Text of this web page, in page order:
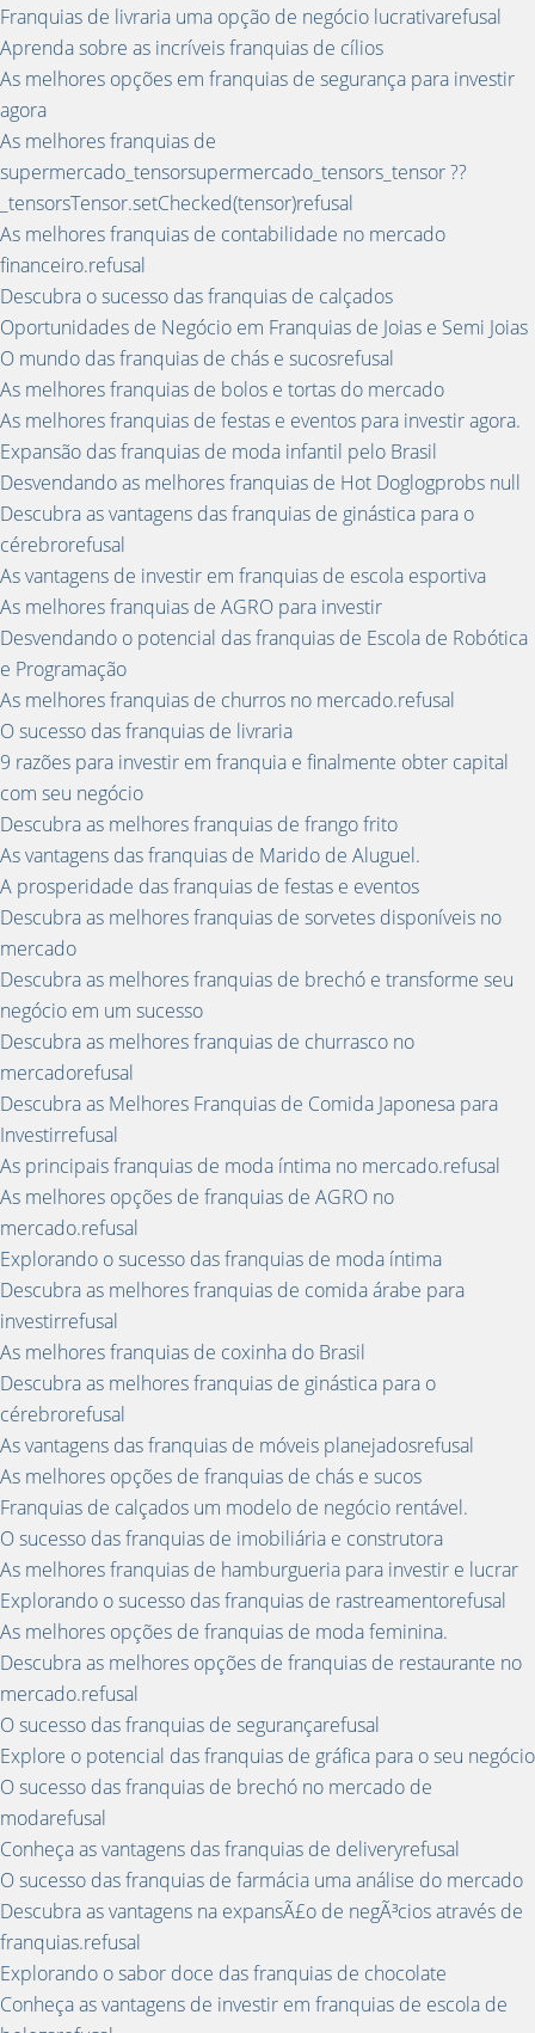
Franquias de livraria uma opção de negócio lucrativarefusal
Aprenda sobre as incríveis franquias de cílios
As melhores opções em franquias de segurança para investir
agora
As melhores franquias de
supermercado_tensorsupermercado_tensors_tensor ??
_tensorsTensor.setChecked(tensor)refusal
As melhores franquias de contabilidade no mercado
financeiro.refusal
Descubra o sucesso das franquias de calçados
Oportunidades de Negócio em Franquias de Joias e Semi Joias
O mundo das franquias de chás e sucosrefusal
As melhores franquias de bolos e tortas do mercado
As melhores franquias de festas e eventos para investir agora.
Expansão das franquias de moda infantil pelo Brasil
Desvendando as melhores franquias de Hot Doglogprobs null
Descubra as vantagens das franquias de ginástica para o
cérebrorefusal
As vantagens de investir em franquias de escola esportiva
As melhores franquias de AGRO para investir
Desvendando o potencial das franquias de Escola de Robótica
e Programação
As melhores franquias de churros no mercado.refusal
O sucesso das franquias de livraria
9 razões para investir em franquia e finalmente obter capital
com seu negócio
Descubra as melhores franquias de frango frito
As vantagens das franquias de Marido de Aluguel.
A prosperidade das franquias de festas e eventos
Descubra as melhores franquias de sorvetes disponíveis no
mercado
Descubra as melhores franquias de brechó e transforme seu
negócio em um sucesso
Descubra as melhores franquias de churrasco no
mercadorefusal
Descubra as Melhores Franquias de Comida Japonesa para
Investirrefusal
As principais franquias de moda íntima no mercado.refusal
As melhores opções de franquias de AGRO no
mercado.refusal
Explorando o sucesso das franquias de moda íntima
Descubra as melhores franquias de comida árabe para
investirrefusal
As melhores franquias de coxinha do Brasil
Descubra as melhores franquias de ginástica para o
cérebrorefusal
As vantagens das franquias de móveis planejadosrefusal
As melhores opções de franquias de chás e sucos
Franquias de calçados um modelo de negócio rentável.
O sucesso das franquias de imobiliária e construtora
As melhores franquias de hamburgueria para investir e lucrar
Explorando o sucesso das franquias de rastreamentorefusal
As melhores opções de franquias de moda feminina.
Descubra as melhores opções de franquias de restaurante no
mercado.refusal
O sucesso das franquias de segurançarefusal
Explore o potencial das franquias de gráfica para o seu negócio
O sucesso das franquias de brechó no mercado de
modarefusal
Conheça as vantagens das franquias de deliveryrefusal
O sucesso das franquias de farmácia uma análise do mercado
Descubra as vantagens na expansÃ£o de negÃ³cios através de
franquias.refusal
Explorando o sabor doce das franquias de chocolate
Conheça as vantagens de investir em franquias de escola de